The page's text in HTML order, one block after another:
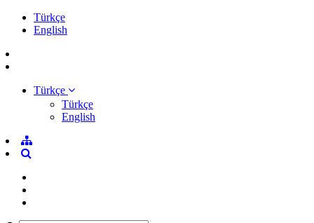
Türkçe
English
Türkçe
Türkçe
English